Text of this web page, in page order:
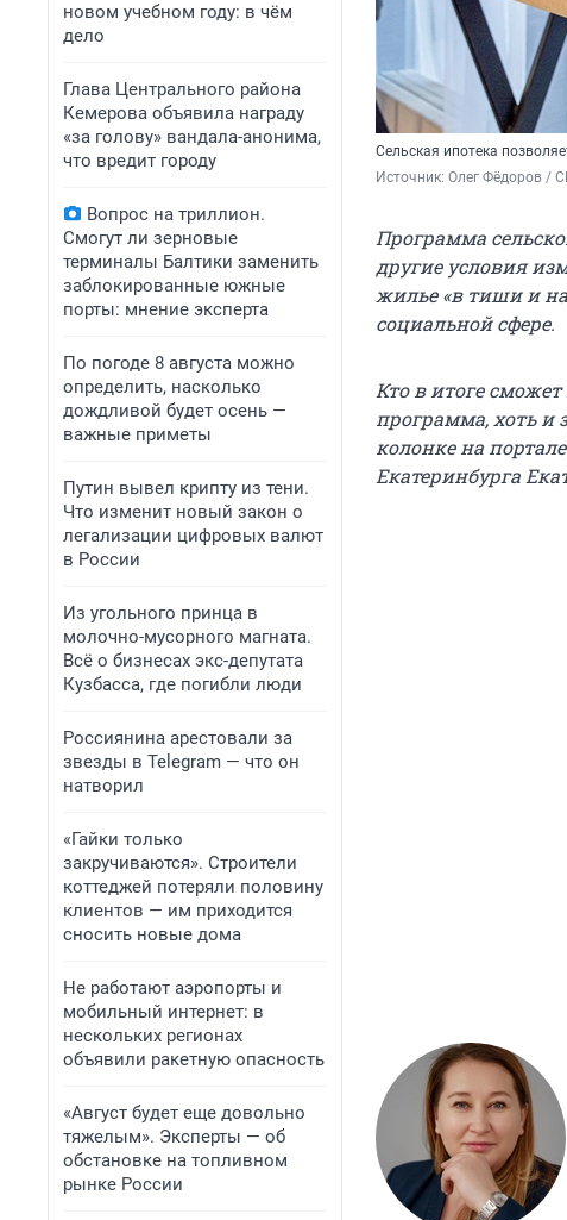
новом учебном году: в чём
дело
Глава Центрального района
Кемерова объявила награду
«за голову» вандала-анонима,
что вредит городу
Вопрос на триллион.
Смогут ли зерновые
терминалы Балтики заменить
заблокированные южные
порты: мнение эксперта
По погоде 8 августа можно
определить, насколько
дождливой будет осень —
важные приметы
Путин вывел крипту из тени.
Что изменит новый закон о
легализации цифровых валют
в России
Из угольного принца в
молочно-мусорного магната.
Всё о бизнесах экс-депутата
Кузбасса, где погибли люди
Россиянина арестовали за
звезды в Telegram — что он
натворил
«Гайки только
закручиваются». Строители
коттеджей потеряли половину
клиентов — им приходится
сносить новые дома
Не работают аэропорты и
мобильный интернет: в
нескольких регионах
объявили ракетную опасность
«Август будет еще довольно
тяжелым». Эксперты — об
обстановке на топливном
рынке России
Сельская ипотека
Источник: Олег Фёдоров /
Программа
другие условия
жилье «в тиши и на
социальной сфере.
Кто в итоге
программа, хоть и
колонке на портале
Екатеринбурга